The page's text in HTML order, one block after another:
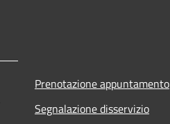
Prenotazione appuntamento
Segnalazione disservizio